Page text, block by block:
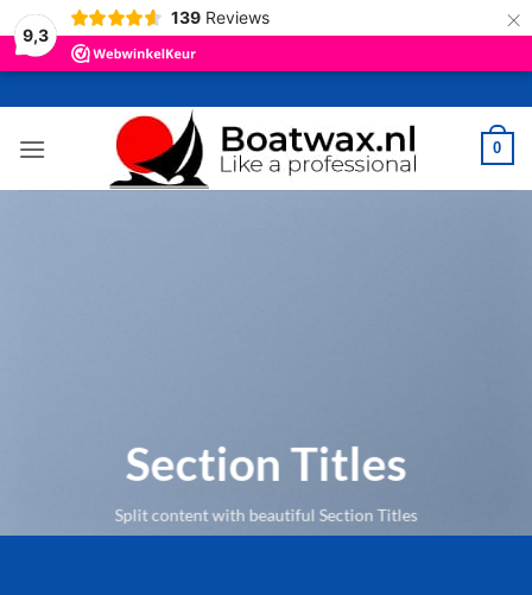
9,3
139 Reviews ×
naar
inhoud
0
Section Titles
Split content with beautiful Section Titles